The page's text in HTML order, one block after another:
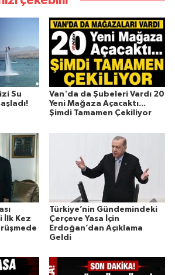
Su
Van'da da Şubeleri Vardı 20
Yeni Mağaza Açacaktı...
Şimdi Tamamen Çekiliyor
İlk Kez
Türkiye’nin Gündemindeki
Çerçeve Yasa İçin
Erdoğan’dan Açıklama
Geldi